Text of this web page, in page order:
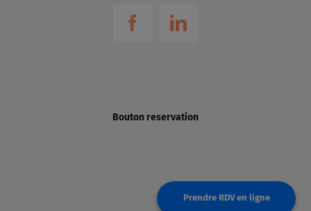
Bouton reservation
Prendre RDV en ligne